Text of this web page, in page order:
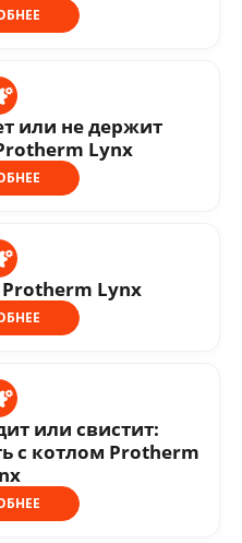
или не держит
Lynx
Protherm Lynx
или свистит:
с котлом Protherm